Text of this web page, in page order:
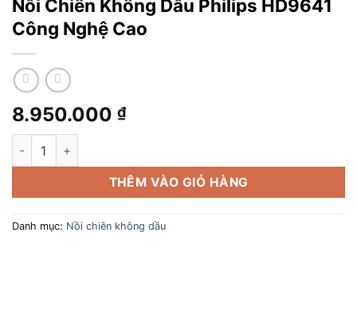
Nồi Chiên Không Dầu Philips HD9641
Công Nghệ Cao
8.950.000 ₫
Nồi Chiên Không Dầu Philips HD9641 Công Nghệ Cao số
THÊM VÀO GIỎ HÀNG
Danh mục: Nồi chiên không dầu